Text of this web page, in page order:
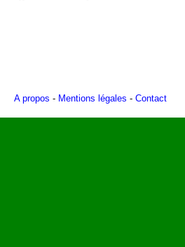
A propos - Mentions légales - Contact